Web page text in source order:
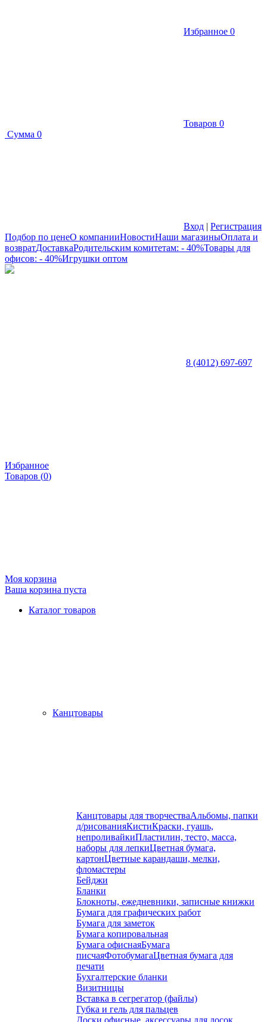
Избранное 0
Товаров 0
Сумма 0
Вход | Регистрация
Подбор по ценеО компанииНовостиНаши магазиныОплата и
возвратДоставкаРодительским комитетам: - 40%Товары для
офисов: - 40%Игрушки оптом
8 (4012) 697-697
Избранное
Товаров (0)
Моя корзина
Ваша корзина пуста
Каталог товаров
Канцтовары
Канцтовары для творчестваАльбомы, папки
д/рисованияКистиКраски, гуашь,
непроливайкиПластилин, тесто, масса,
наборы для лепкиЦветная бумага,
картонЦветные карандаши, мелки,
фломастеры
Бейджи
Бланки
Блокноты, ежедневники, записные книжки
Бумага для графических работ
Бумага для заметок
Бумага копировальная
Бумага офиснаяБумага
писчаяФотобумагаЦветная бумага для
печати
Бухгалтерские бланки
Визитницы
Вставка в сегрегатор (файлы)
Губка и гель для пальцев
Доски офисные, аксессуары для досок,